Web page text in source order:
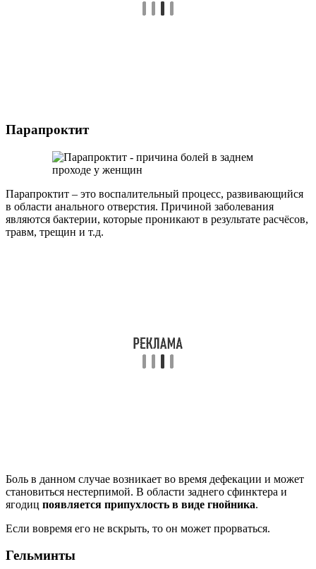
Парапроктит
Парапроктит – это воспалительный процесс, развивающийся
в области анального отверстия. Причиной заболевания
являются бактерии, которые проникают в результате расчёсов,
травм, трещин и т.д.
Боль в данном случае возникает во время дефекации и может
становиться нестерпимой. В области заднего сфинктера и
ягодиц появляется припухлость в виде гнойника.
Если вовремя его не вскрыть, то он может прорваться.
Гельминты